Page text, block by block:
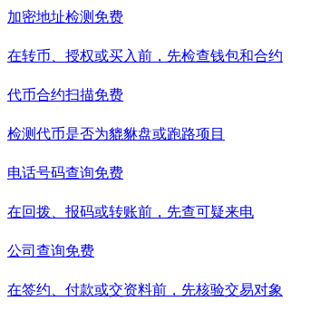
加密地址检测 免费
在转币、授权或买入前，先检查钱包和合约
代币合约扫描免费
检测代币是否为貔貅盘或跑路项目
电话号码查询免费
在回拨、报码或转账前，先查可疑来电
公司查询免费
在签约、付款或交资料前，先核验交易对象